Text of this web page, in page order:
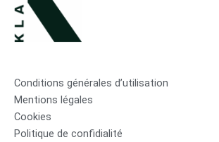
Conditions générales d’utilisation
Mentions légales
Cookies
Politique de confidialité